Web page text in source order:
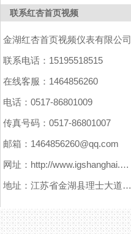
联系红杏首页视频
金湖红杏首页视频仪表有限公司
联系电话：15195518515
在线客服：1464856260
电话：0517-86801009
传真号码：0517-86801007
邮箱：1464856260@qq.com
网址：http://www.igshanghai.com
地址：江苏省金湖县理士大道61号